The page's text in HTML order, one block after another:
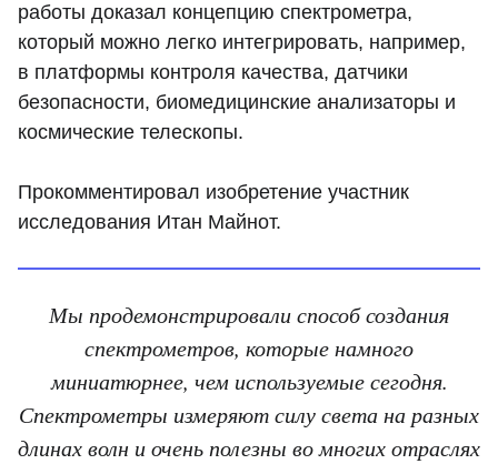
работы доказал концепцию спектрометра,
который можно легко интегрировать, например,
в платформы контроля качества, датчики
безопасности, биомедицинские анализаторы и
космические телескопы.
Прокомментировал изобретение участник
исследования Итан Майнот.
Мы продемонстрировали способ создания
спектрометров, которые намного
миниатюрнее, чем используемые сегодня.
Спектрометры измеряют силу света на разных
длинах волн и очень полезны во многих отраслях